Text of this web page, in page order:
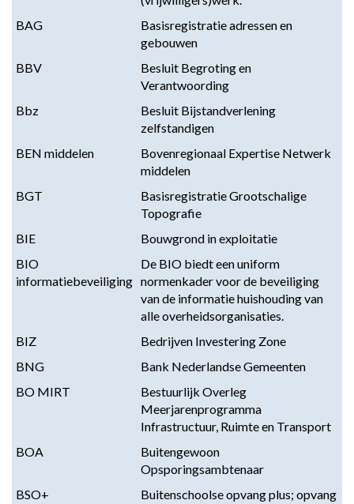
BAG
Basisregistratie adressen en
gebouwen
BBV
Besluit Begroting en
Verantwoording
Bbz
Besluit Bijstandverlening
zelfstandigen
BEN middelen
Bovenregionaal Expertise Netwerk
middelen
BGT
Basisregistratie Grootschalige
Topografie
BIE
Bouwgrond in exploitatie
BIO
informatiebeveiliging
De BIO biedt een uniform
normenkader voor de beveiliging
van de informatie huishouding van
alle overheidsorganisaties.
BIZ
Bedrijven Investering Zone
BNG
Bank Nederlandse Gemeenten
BO MIRT
Bestuurlijk Overleg
Meerjarenprogramma
Infrastructuur, Ruimte en Transport
BOA
Buitengewoon
Opsporingsambtenaar
BSO+
Buitenschoolse opvang plus; opvang